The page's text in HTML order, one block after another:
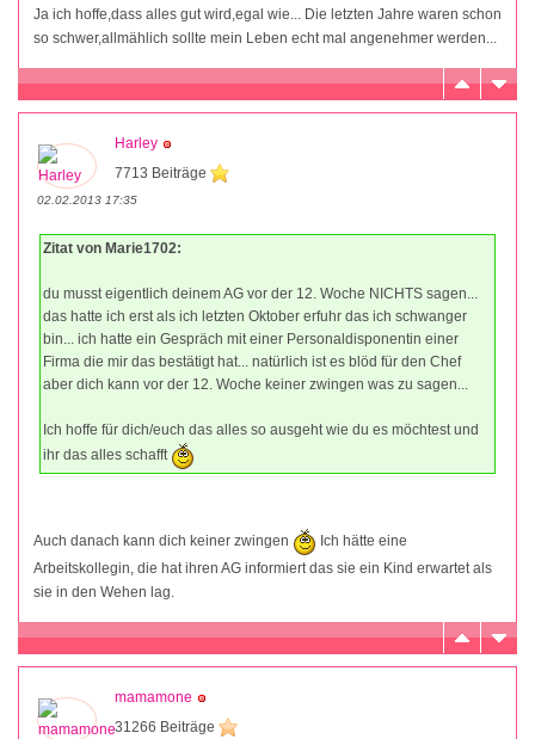
Ja ich hoffe,dass alles gut wird,egal wie... Die letzten Jahre waren schon
so schwer,allmählich sollte mein Leben echt mal angenehmer werden...
Harley
7713 Beiträge
02.02.2013 17:35
Zitat von Marie1702:
du musst eigentlich deinem AG vor der 12. Woche NICHTS sagen...
das hatte ich erst als ich letzten Oktober erfuhr das ich schwanger
bin... ich hatte ein Gespräch mit einer Personaldisponentin einer
Firma die mir das bestätigt hat... natürlich ist es blöd für den Chef
aber dich kann vor der 12. Woche keiner zwingen was zu sagen...
Ich hoffe für dich/euch das alles so ausgeht wie du es möchtest und
ihr das alles schafft
Auch danach kann dich keiner zwingen
Ich hätte eine
Arbeitskollegin, die hat ihren AG informiert das sie ein Kind erwartet als
sie in den Wehen lag.
mamamone
31266 Beiträge